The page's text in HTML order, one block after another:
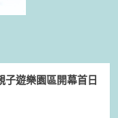
遊樂園區開幕首日